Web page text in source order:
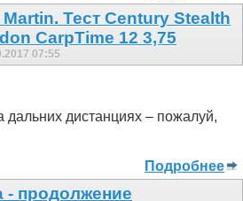
Тест Century Stealth
CarpTime 12 3,75
07:55
дистанциях – пожалуй,
Подробнее
- продолжение